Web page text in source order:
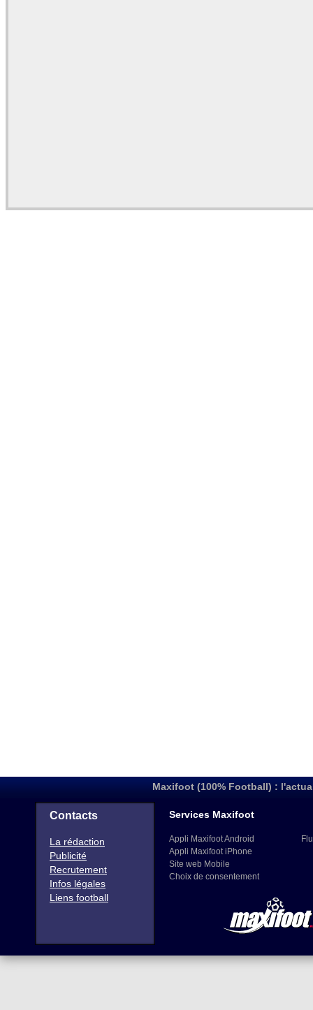
Maxifoot (100% Football) :
Contacts
La rédaction
Publicité
Recrutement
Infos légales
Liens football
Services Maxifoot
Appli Maxifoot Android
Appli Maxifoot iPhone
Site web Mobile
Choix de consentement